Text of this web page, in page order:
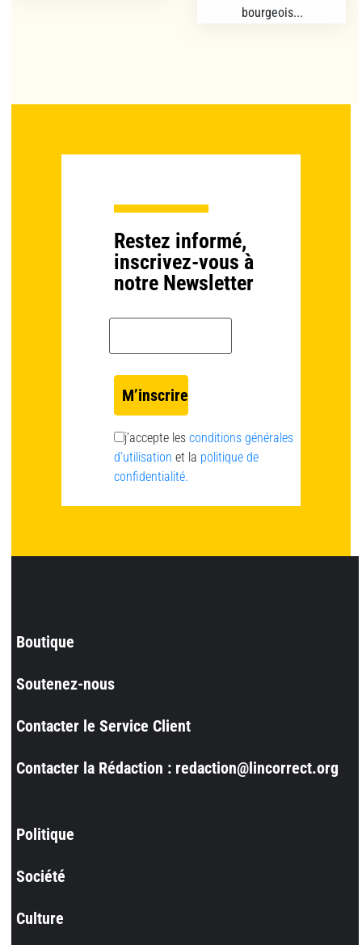
bourgeois...
Restez informé,
inscrivez-vous à
notre Newsletter
j’accepte les conditions générales
d’utilisation et la politique de
confidentialité.
Boutique
Soutenez-nous
Contacter le Service Client
Contacter la Rédaction : redaction@lincorrect.org
Politique
Société
Culture